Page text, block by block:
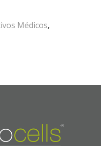
Médicos,